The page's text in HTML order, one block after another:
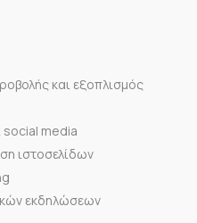
και εξοπλισμός
social media
ιστοσελίδων
εκδηλώσεων